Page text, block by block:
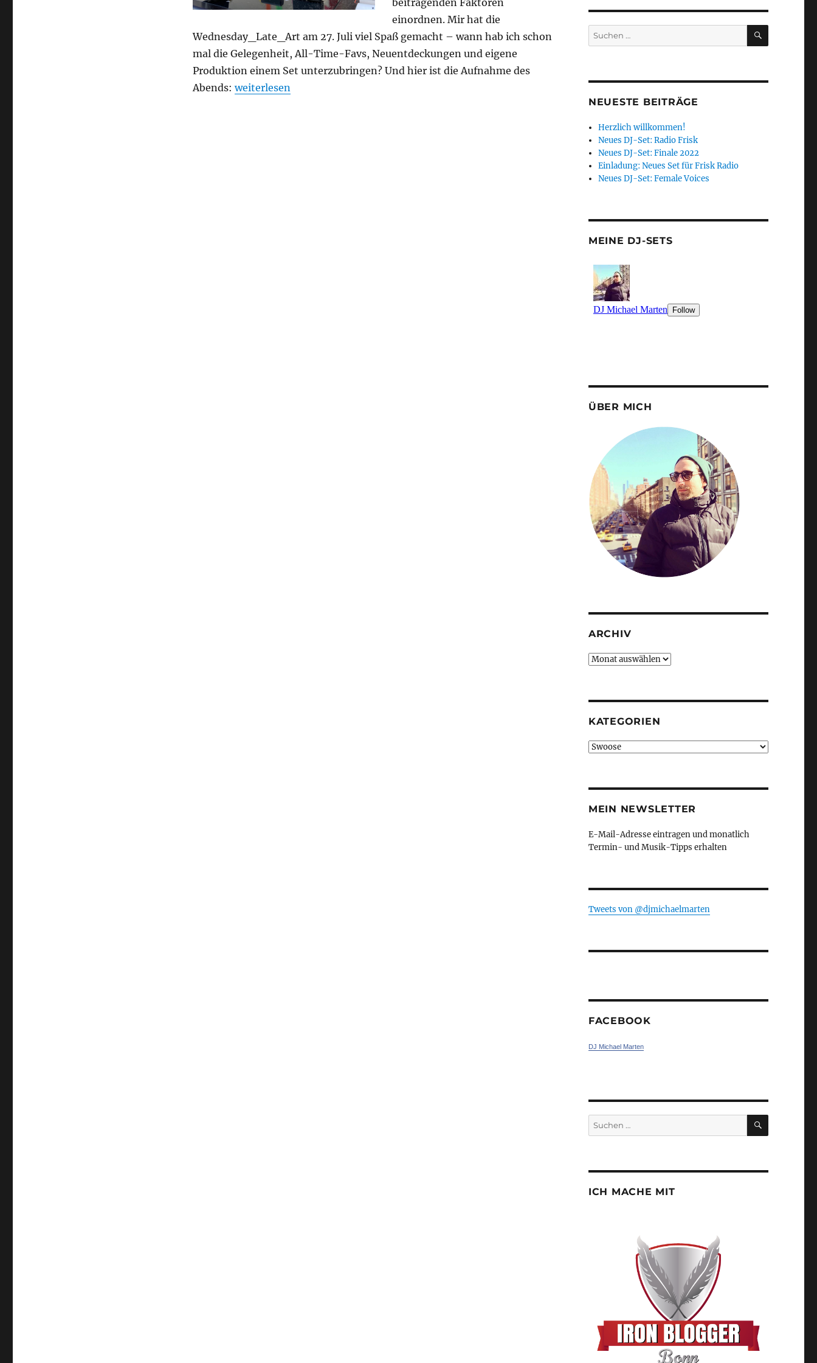
beitragenden Faktoren
einordnen. Mir hat die
Wednesday_Late_Art am 27. Juli viel Spaß gemacht – wann hab ich schon
mal die Gelegenheit, All-Time-Favs, Neuentdeckungen und eigene
Produktion einem Set unterzubringen? Und hier ist die Aufnahme des
Abends:„Neues DJ-Set: Bundeskunsthalle“
weiterlesen
Suchen
nach:
SUCHEN
NEUESTE BEITRÄGE
Herzlich willkommen!
Neues DJ-Set: Radio Frisk
Neues DJ-Set: Finale 2022
Einladung: Neues Set für Frisk Radio
Neues DJ-Set: Female Voices
MEINE DJ-SETS
ÜBER MICH
ARCHIV
Archiv
KATEGORIEN
Kategorien
MEIN NEWSLETTER
E-Mail-Adresse eintragen und monatlich
Termin- und Musik-Tipps erhalten
Tweets von ‎@djmichaelmarten
FACEBOOK
DJ Michael Marten
Suchen
nach:
SUCHEN
ICH MACHE MIT